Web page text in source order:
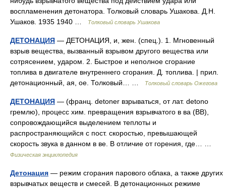
воспламенения детонатора. Толковый словарь Ушакова. Д.Н.
Ушаков. 1935 1940 …
Толковый словарь Ушакова
ДЕТОНАЦИЯ — ДЕТОНАЦИЯ, и, жен. (спец.). 1. Мгновенный
взрыв вещества, вызванный взрывом другого вещества или
сотрясением, ударом. 2. Быстрое и неполное сгорание
топлива в двигателе внутреннего сгорания. Д. топлива. | прил.
детонационный, ая, ое. Толковый… …
Толковый словарь Ожегова
ДЕТОНАЦИЯ — (франц. detoner взрываться, от лат. detono
гремлю), процесс хим. превращения взрывчатого в ва (ВВ),
сопровождающийся выделением теплоты и
распространяющийся с пост. скоростью, превышающей
скорость звука в данном в ве. В отличие от горения, где… …
Физическая энциклопедия
Детонация — режим сгорания парового облака, а также других
взрывчатых веществ и смесей. В детонационных режиме